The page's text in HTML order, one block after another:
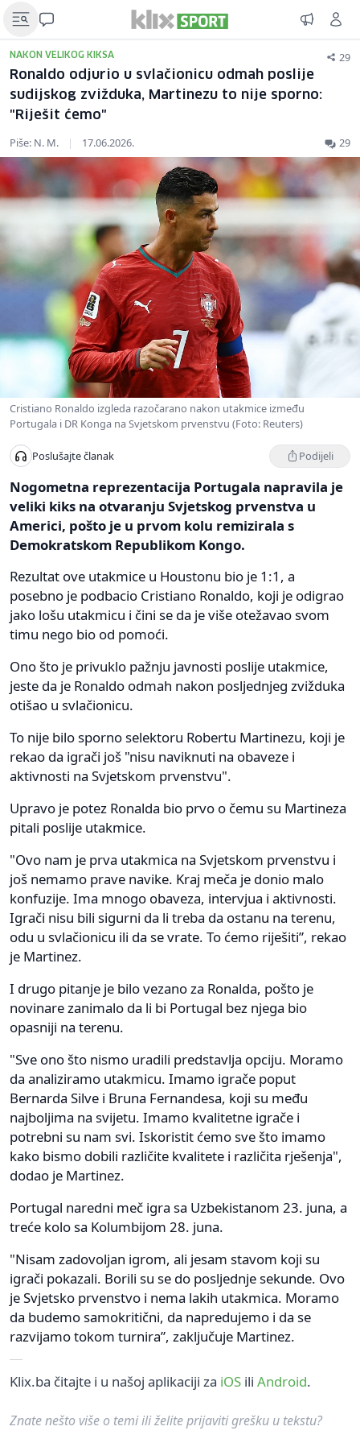
NAKON VELIKOG KIKSA 29
Ronaldo odjurio u svlačionicu odmah poslije
sudijskog zvižduka, Martinezu to nije sporno:
"Riješit ćemo"
Piše: N. M. | 17.06.2026. 29
Cristiano Ronaldo izgleda razočarano nakon utakmice između
Portugala i DR Konga na Svjetskom prvenstvu (Foto: Reuters)
Poslušajte članak Podijeli
Nogometna reprezentacija Portugala napravila je
veliki kiks na otvaranju Svjetskog prvenstva u
Americi, pošto je u prvom kolu remizirala s
Demokratskom Republikom Kongo.
Rezultat ove utakmice u Houstonu bio je 1:1, a
posebno je podbacio Cristiano Ronaldo, koji je odigrao
jako lošu utakmicu i čini se da je više otežavao svom
timu nego bio od pomoći.
Ono što je privuklo pažnju javnosti poslije utakmice,
jeste da je Ronaldo odmah nakon posljednjeg zvižduka
otišao u svlačionicu.
To nije bilo sporno selektoru Robertu Martinezu, koji je
rekao da igrači još "nisu naviknuti na obaveze i
aktivnosti na Svjetskom prvenstvu".
Upravo je potez Ronalda bio prvo o čemu su Martineza
pitali poslije utakmice.
"Ovo nam je prva utakmica na Svjetskom prvenstvu i
još nemamo prave navike. Kraj meča je donio malo
konfuzije. Ima mnogo obaveza, intervjua i aktivnosti.
Igrači nisu bili sigurni da li treba da ostanu na terenu,
odu u svlačionicu ili da se vrate. To ćemo riješiti”, rekao
je Martinez.
I drugo pitanje je bilo vezano za Ronalda, pošto je
novinare zanimalo da li bi Portugal bez njega bio
opasniji na terenu.
"Sve ono što nismo uradili predstavlja opciju. Moramo
da analiziramo utakmicu. Imamo igrače poput
Bernarda Silve i Bruna Fernandesa, koji su među
najboljima na svijetu. Imamo kvalitetne igrače i
potrebni su nam svi. Iskoristit ćemo sve što imamo
kako bismo dobili različite kvalitete i različita rješenja",
dodao je Martinez.
Portugal naredni meč igra sa Uzbekistanom 23. juna, a
treće kolo sa Kolumbijom 28. juna.
"Nisam zadovoljan igrom, ali jesam stavom koji su
igrači pokazali. Borili su se do posljednje sekunde. Ovo
je Svjetsko prvenstvo i nema lakih utakmica. Moramo
da budemo samokritični, da napredujemo i da se
razvijamo tokom turnira”, zaključuje Martinez.
Klix.ba čitajte i u našoj aplikaciji za iOS ili Android.
Znate nešto više o temi ili želite prijaviti grešku u tekstu?